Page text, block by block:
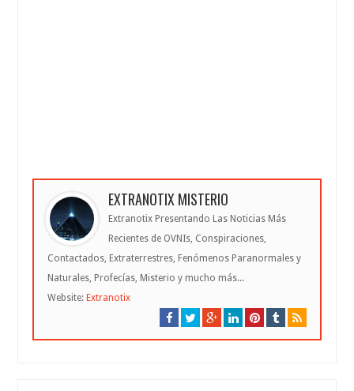
EXTRANOTIX MISTERIO
Extranotix Presentando Las Noticias Más
Recientes de OVNIs, Conspiraciones,
Contactados, Extraterrestres, Fenómenos Paranormales y
Naturales, Profecías, Misterio y mucho más...
Website: Extranotix